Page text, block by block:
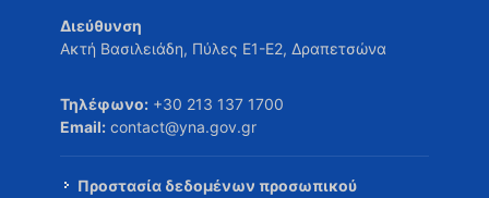
Διεύθυνση
Ακτή Βασιλειάδη, Πύλες Ε1-Ε2, Δραπετσώνα
Τηλέφωνο: +30 213 137 1700
Email: contact@yna.gov.gr
Προστασία δεδομένων προσωπικού